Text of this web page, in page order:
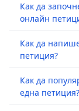
Как да
онлайн
Как да
петиция?
Как да
една петиция?